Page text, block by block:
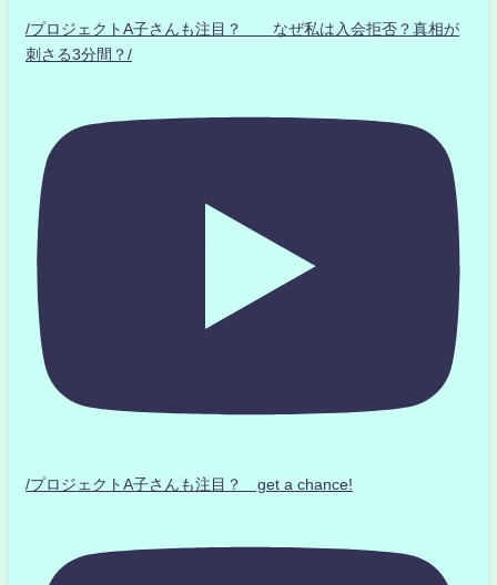
/プロジェクトA子さんも注目？ なぜ私は入会拒否？真相が
刺さる3分間？/
/プロジェクトA子さんも注目？ get a chance!